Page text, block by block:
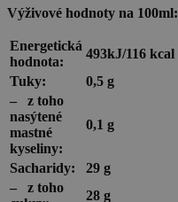
Výživové hodnoty na 100ml:
Energetická
hodnota:
493kJ/116 kcal
Tuky:
0,5 g
– z toho
nasýtené
mastné
kyseliny:
0,1 g
Sacharidy:
29 g
– z toho
28 g